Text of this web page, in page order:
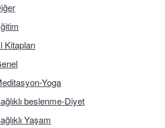
Kitapları
Yoga
beslenme-Diyet
Yaşam